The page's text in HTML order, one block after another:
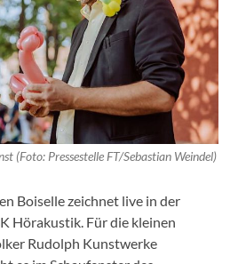
(Foto: Pressestelle FT/Sebastian Weindel)
Boiselle zeichnet live in der
Hörakustik. Für die kleinen
Rudolph Kunstwerke